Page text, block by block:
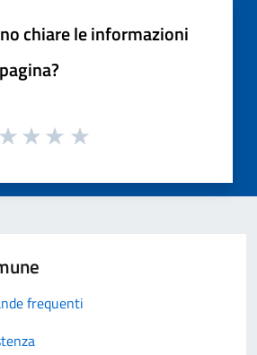
chiare le informazioni
frequenti